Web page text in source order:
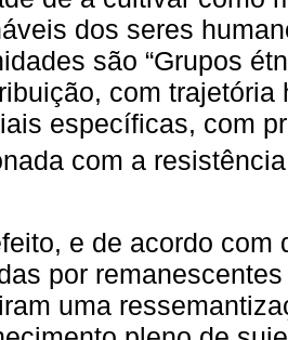
dos seres
são “Grupos
com
específicas, com
com a
e de acordo
por
uma